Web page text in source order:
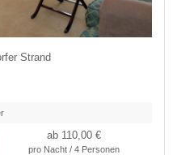
Strand
ab 110,00 €
pro Nacht / 4 Personen